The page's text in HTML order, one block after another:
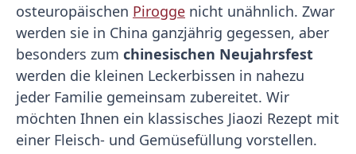
osteuropäischen Pirogge nicht unähnlich. Zwar
werden sie in China ganzjährig gegessen, aber
besonders zum chinesischen Neujahrsfest
werden die kleinen Leckerbissen in nahezu
jeder Familie gemeinsam zubereitet. Wir
möchten Ihnen ein klassisches Jiaozi Rezept mit
einer Fleisch- und Gemüsefüllung vorstellen.